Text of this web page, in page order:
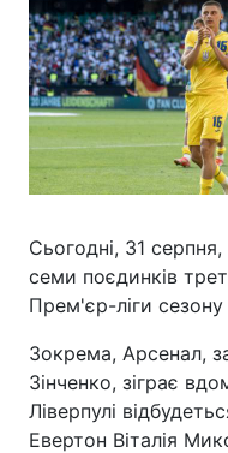
Сьогодні, 31
семи поєдинків
Прем'єр-ліги
Зокрема, Арсенал,
Зінченко, зіграє
Ліверпулі
Евертон Віталія